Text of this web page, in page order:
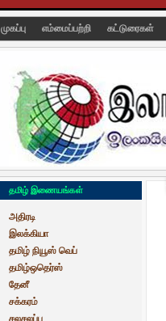
முகப்பு எம்மைப்பற்றி கட்டுரைகள்
தமிழ் இணையங்கள்
அதிரடி
இலக்கியா
தமிழ் நியூஸ் வெப்
தமிழ்ஒதெர்ஸ்
தேனீ
சக்கரம்
சலசலப்பு